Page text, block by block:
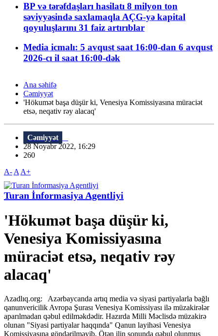
BP və tərəfdaşları hasilatı 8 milyon ton
səviyyəsində saxlamaqla AÇG-yə kapital
qoyuluşlarını 31 faiz artırıblar
Media icmalı: 5 avqust saat 16:00-dan 6 avqust
2026-cı il saat 16:00-dək
Ana səhifə
Cəmiyyət
'Hökumət başa düşür ki, Venesiya Komissiyasına müraciət
etsə, neqativ rəy alacaq'
Cəmiyyət
28 Noyabr 2022, 16:29
260
A- A A+
Turan İnformasiya Agentliyi
'Hökumət başa düşür ki,
Venesiya Komissiyasına
müraciət etsə, neqativ rəy
alacaq'
Azadlıq.org: Azərbaycanda artıq media və siyasi partiyalarla bağlı
qanunvericilik Avropa Şurası Venesiya Komissiyası ilə müzakirələr
aparılmadan qəbul edilməkdədir. Hazırda Milli Məclisdə müzakirə
olunan "Siyasi partiyalar haqqında" Qanun layihəsi Venesiya
Komissiyasına göndərilməyib. Ötən ilin sonunda qəbul olunmuş